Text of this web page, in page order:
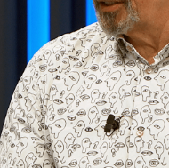
eutanazii v
NEWS
rezignaci
darovaných
že v reakci